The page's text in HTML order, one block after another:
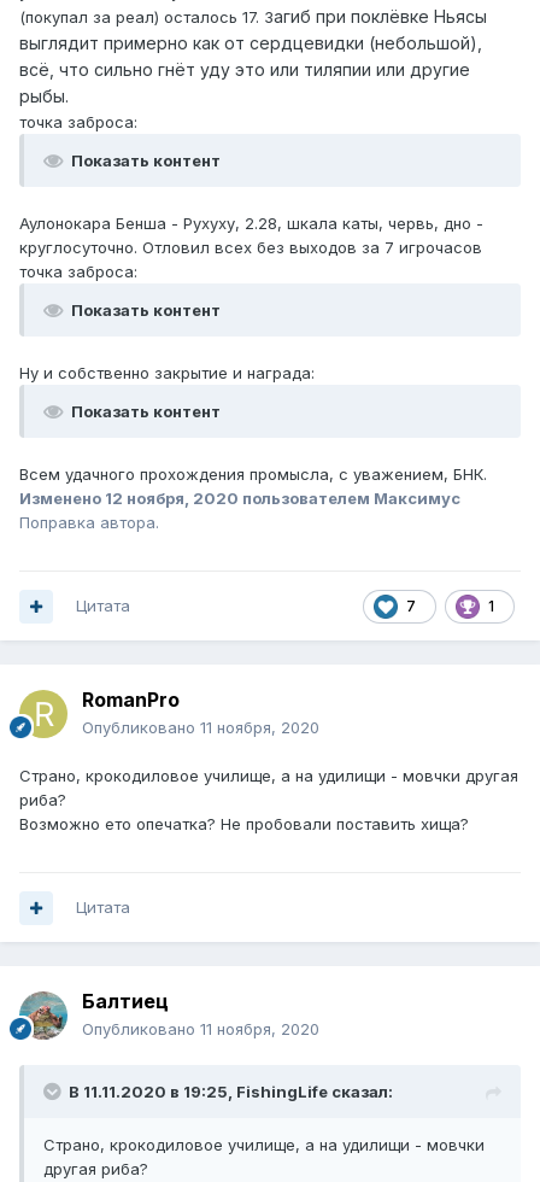
(покупал за реал) осталось 17. Загиб при поклёвке Ньясы
выглядит примерно как от сердцевидки (небольшой),
всё, что сильно гнёт уду это или тиляпии или другие
рыбы.
точка заброса:
Показать контент
Аулонокара Бенша - Рухуху, 2.28, шкала каты, червь, дно -
круглосуточно. Отловил всех без выходов за 7 игрочасов
точка заброса:
Показать контент
Ну и собственно закрытие и награда:
Показать контент
Всем удачного прохождения промысла, с уважением, БНК.
Изменено 12 ноября, 2020 пользователем Максимус
Поправка автора.
7 1
Цитата
RomanPro
Опубликовано 11 ноября, 2020
Страно, крокодиловое училище, а на удилищи - мовчки другая
риба?
Возможно ето опечатка? Не пробовали поставить хища?
Цитата
Балтиец
Опубликовано 11 ноября, 2020
В 11.11.2020 в 19:25, FishingLife сказал:
Страно, крокодиловое училище, а на удилищи - мовчки
другая риба?